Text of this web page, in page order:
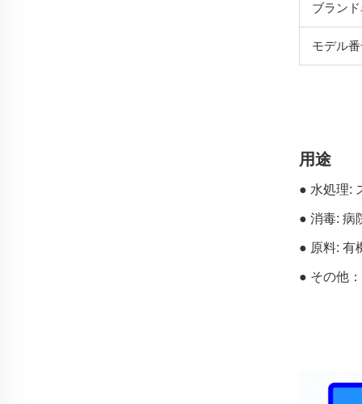
ブラン
モデル
用途
● 水処理:
● 消毒: 病
● 原料: 有
● その他